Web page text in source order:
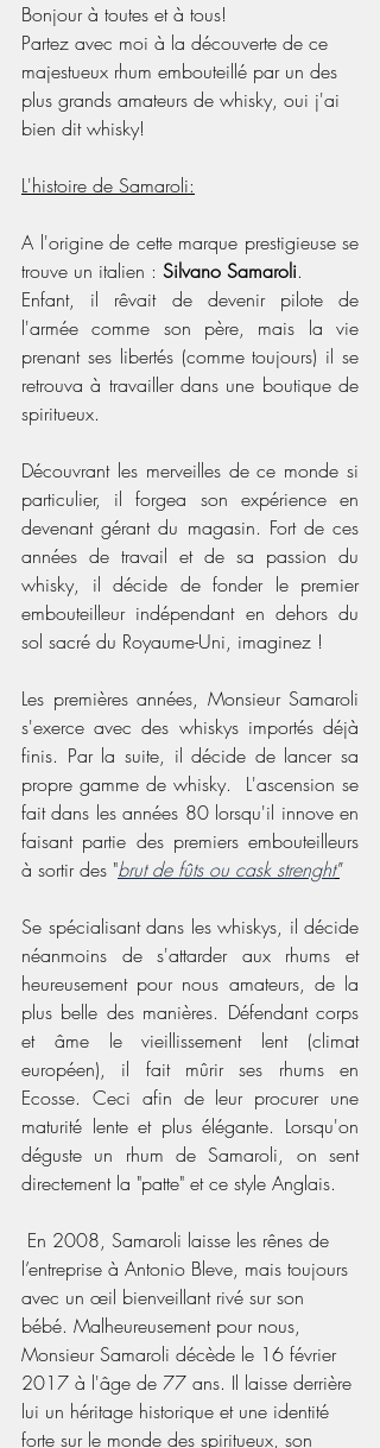
Bonjour à toutes et à tous!
Partez avec moi à la découverte de ce
majestueux rhum embouteillé par un des
plus grands amateurs de whisky, oui j'ai
bien dit whisky!
L'histoire de Samaroli:
A l'origine de cette marque prestigieuse se
trouve un italien : Silvano Samaroli.
Enfant, il rêvait de devenir pilote de
l'armée comme son père, mais la vie
prenant ses libertés (comme toujours) il se
retrouva à travailler dans une boutique de
spiritueux.
Découvrant les merveilles de ce monde si
particulier, il forgea son expérience en
devenant gérant du magasin. Fort de ces
années de travail et de sa passion du
whisky, il décide de fonder le premier
embouteilleur indépendant en dehors du
sol sacré du Royaume-Uni, imaginez !
Les premières années, Monsieur Samaroli
s'exerce avec des whiskys importés déjà
finis. Par la suite, il décide de lancer sa
propre gamme de whisky.  L'ascension se
fait dans les années 80 lorsqu'il innove en
faisant partie des premiers embouteilleurs
à sortir des "brut de fûts ou cask strenght"
Se spécialisant dans les whiskys, il décide
néanmoins de s'attarder aux rhums et
heureusement pour nous amateurs, de la
plus belle des manières. Défendant corps
et âme le vieillissement lent (climat
européen), il fait mûrir ses rhums en
Ecosse. Ceci afin de leur procurer une
maturité lente et plus élégante. Lorsqu'on
déguste un rhum de Samaroli, on sent
directement la "patte" et ce style Anglais.
l’entreprise à Antonio Bleve, mais toujours
avec un œil bienveillant rivé sur son
bébé. Malheureusement pour nous,
Monsieur Samaroli décède le 16 février
2017 à l'âge de 77 ans. Il laisse derrière
lui un héritage historique et une identité
forte sur le monde des spiritueux, son